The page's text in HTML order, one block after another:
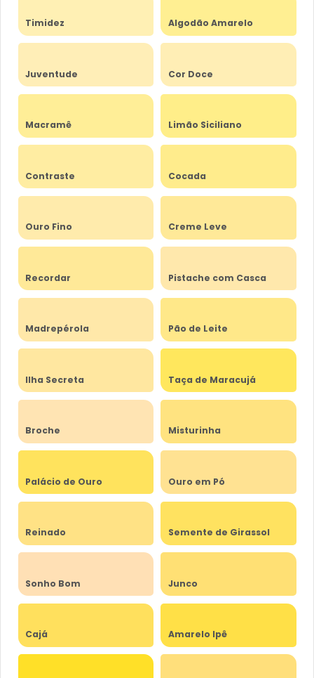
Timidez Algodão Amarelo
Juventude Cor Doce
Macramê Limão Siciliano
Contraste Cocada
Ouro Fino Creme Leve
Recordar Pistache com Casca
Madrepérola Pão de Leite
Ilha Secreta Taça de Maracujá
Broche Misturinha
Palácio de Ouro Ouro em Pó
Reinado Semente de Girassol
Sonho Bom Junco
Cajá Amarelo Ipê